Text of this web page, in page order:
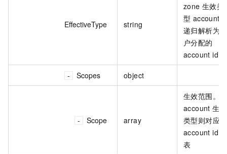
EffectiveType string
zone 生效类
型 account：
递归解析为用
户分配的
account id
Scopes object
Scope array
生效范围。
account 生效
类型则对应为
account id
表